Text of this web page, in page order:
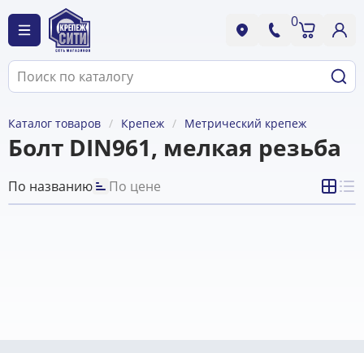
0
Каталог товаров Крепеж Метрический крепеж
Болт DIN961, мелкая резьба
По названию По цене